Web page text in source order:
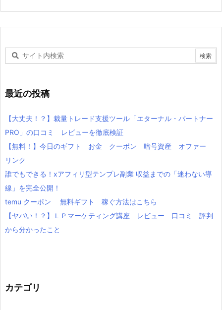
最近の投稿
【大丈夫！？】裁量トレード支援ツール「エターナル・パートナー
PRO」の口コミ レビューを徹底検証
【無料！】今日のギフト お金 クーポン 暗号資産 オファー
リンク
誰でもできる！xアフィリ型テンプレ副業 収益までの「迷わない導
線」を完全公開！
temu クーポン 無料ギフト 稼ぐ方法はこちら
【ヤバい！？】ＬＰマーケティング講座 レビュー 口コミ 評判
から分かったこと
カテゴリ